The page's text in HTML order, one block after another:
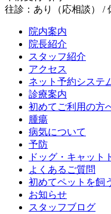
往診：あり（応相談） /
院内案内
院長紹介
スタッフ紹介
アクセス
ネット予約システ
診療案内
初めてご利用の方
腫瘍
病気について
予防
ドッグ・キャット
よくあるご質問
初めてペットを飼
お知らせ
スタッフブログ